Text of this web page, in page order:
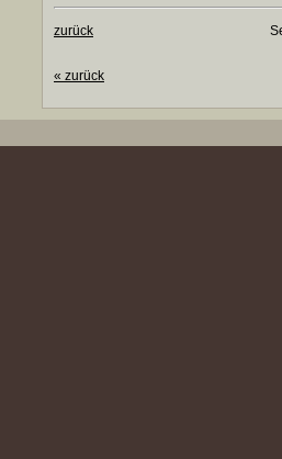
zurück
« zurück